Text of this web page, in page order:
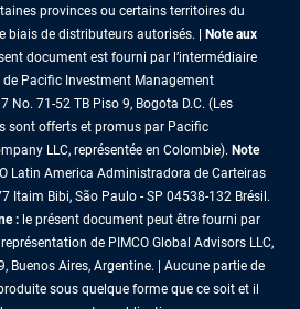
provinces ou certains territoires du
biais de distributeurs autorisés.
| Note aux
document est fourni par l’intermédiaire
Pacific Investment Management
No. 71-52 TB Piso 9, Bogota D.C. (Les
sont offerts et promus par Pacific
LLC, représentée en Colombie). Note
Latin America Administradora de Carteiras
Itaim Bibi, São Paulo - SP 04538-132 Brésil.
: le présent document peut être fourni par
de PIMCO Global Advisors LLC,
Buenos Aires, Argentine. | Aucune partie de
sous quelque forme que ce soit et il